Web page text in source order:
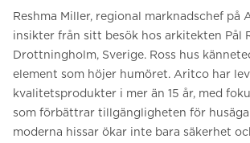
Reshma Miller, regional marknadschef på
insikter från sitt besök hos arkitekten Pål
Drottningholm, Sverige. Ross hus
element som höjer humöret. Aritco har
kvalitetsprodukter i mer än 15 år, med
som förbättrar tillgängligheten för
moderna hissar ökar inte bara säkerhet